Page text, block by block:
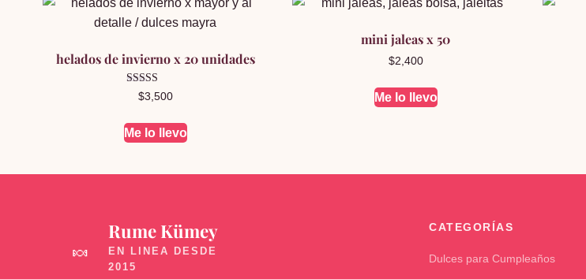
helados de invierno x 20 unidades
Valorado en
5.00
$3,500
Me lo llevo
mini jaleas x 50
$2,400
Me lo llevo
🍬
Rume Kümey CATEGORÍAS
Dulces para Cumpleaños